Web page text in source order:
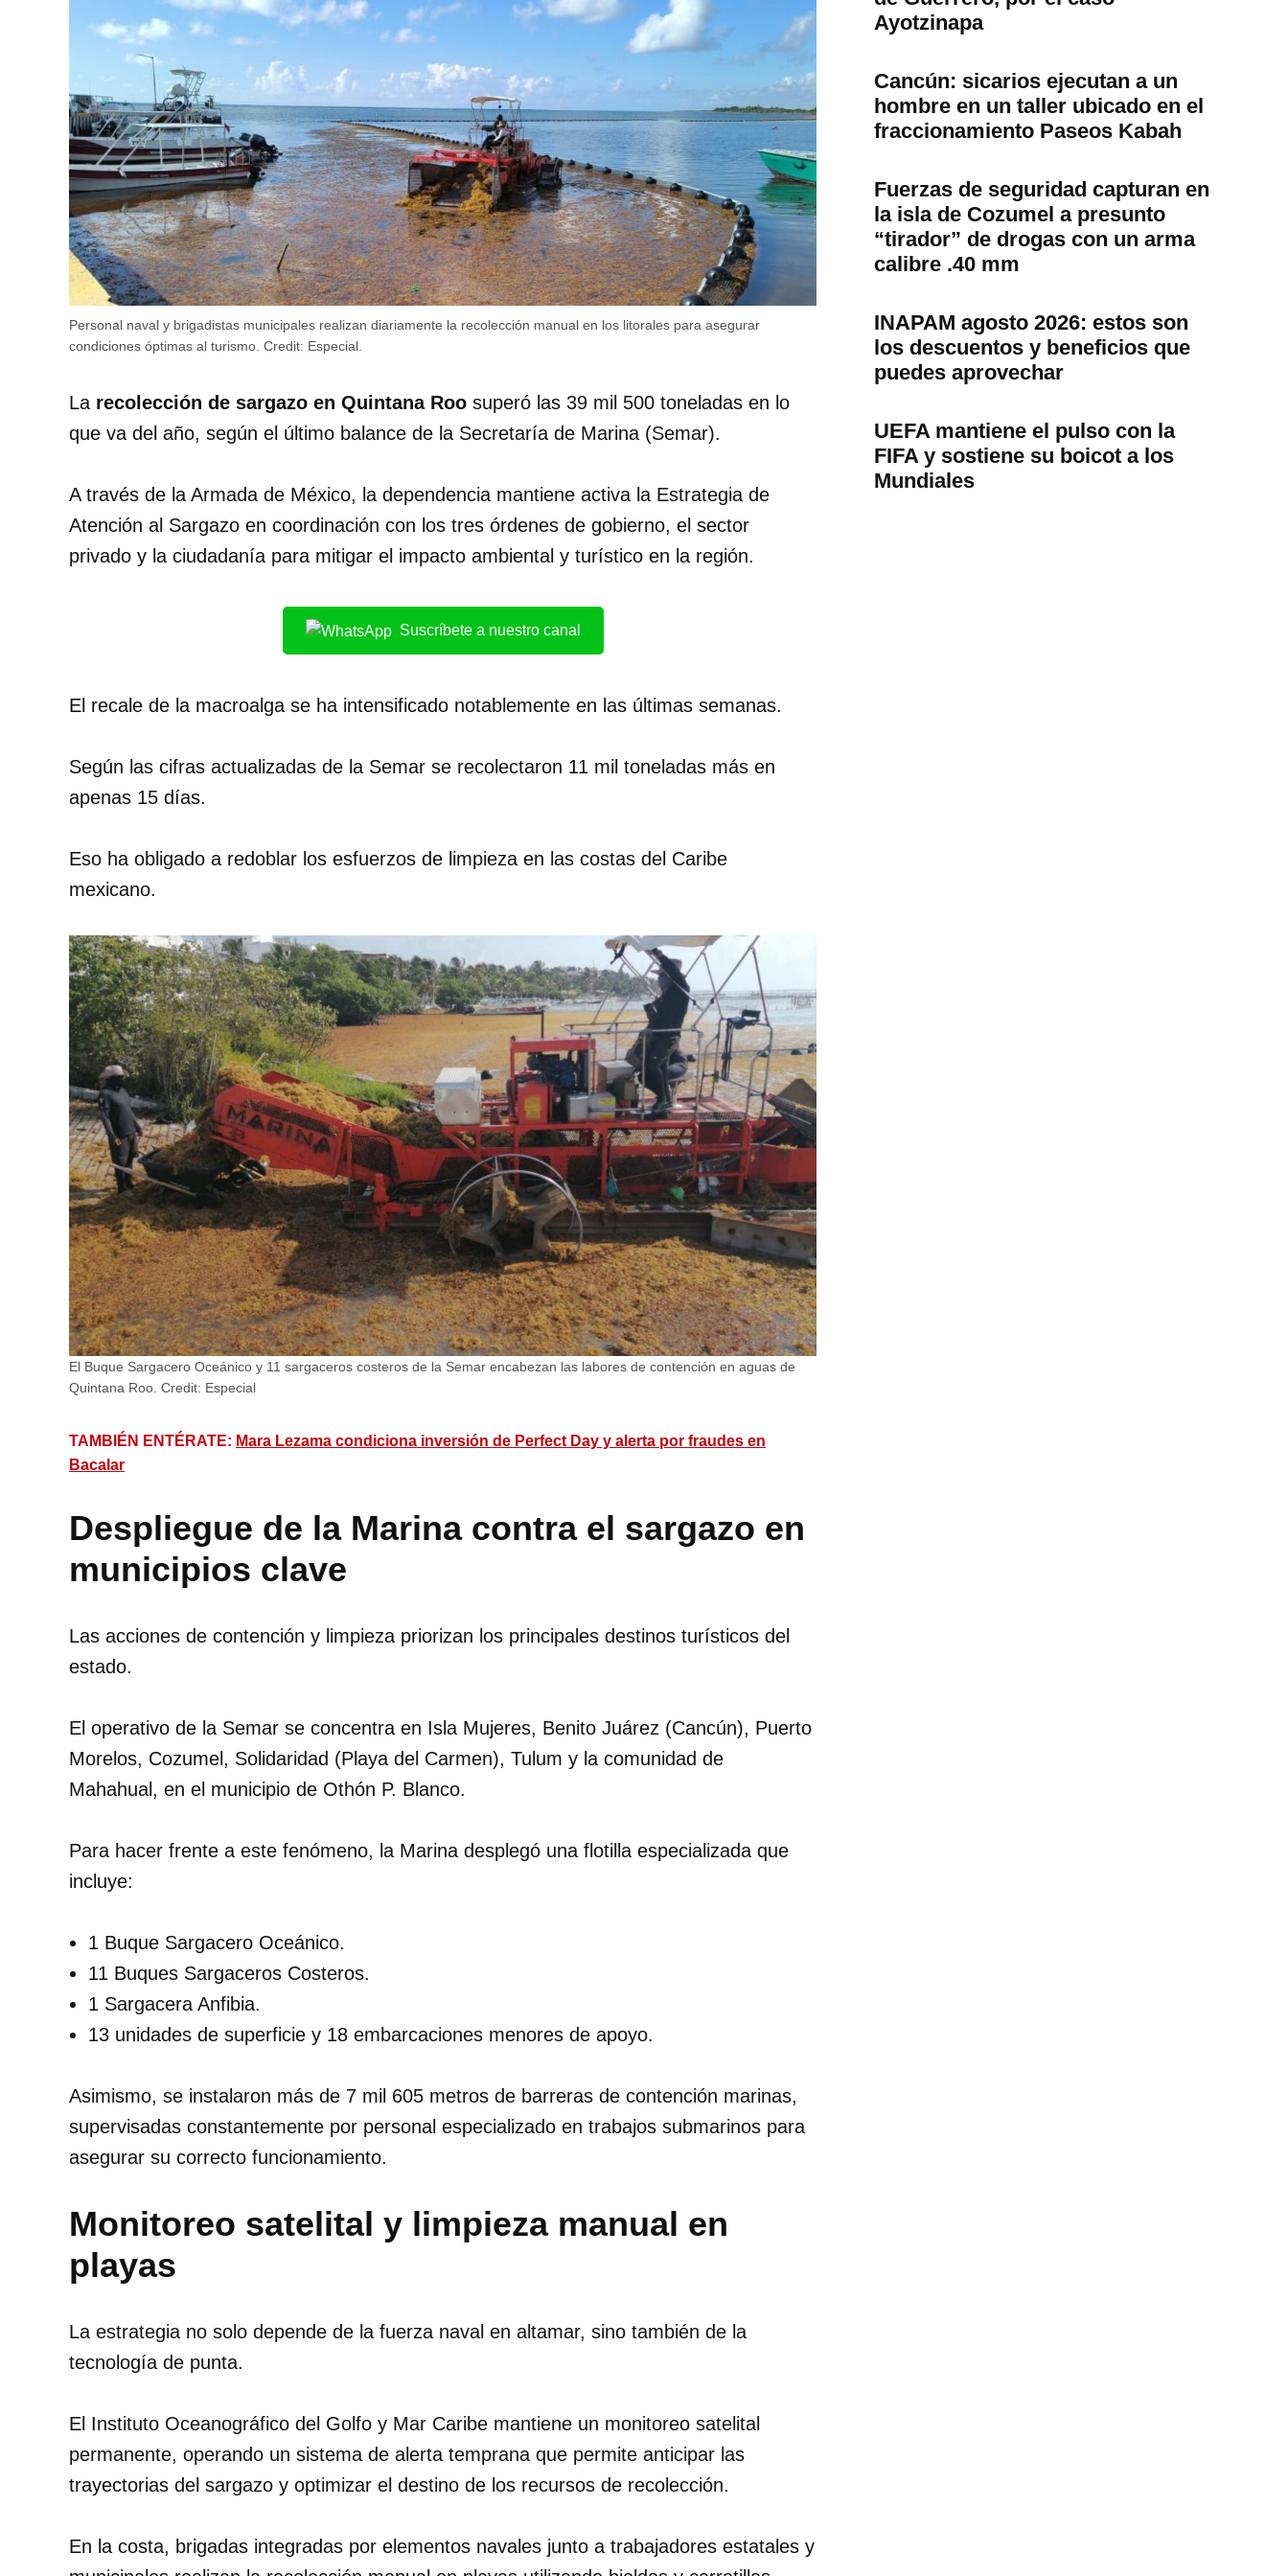
Personal naval y brigadistas municipales realizan diariamente la recolección manual en los litorales para asegurar
condiciones óptimas al turismo. Credit: Especial.
La recolección de sargazo en Quintana Roo superó las 39 mil 500 toneladas en lo
que va del año, según el último balance de la Secretaría de Marina (Semar).
A través de la Armada de México, la dependencia mantiene activa la Estrategia de
Atención al Sargazo en coordinación con los tres órdenes de gobierno, el sector
privado y la ciudadanía para mitigar el impacto ambiental y turístico en la región.
Suscríbete a nuestro canal
El recale de la macroalga se ha intensificado notablemente en las últimas semanas.
Según las cifras actualizadas de la Semar se recolectaron 11 mil toneladas más en
apenas 15 días.
Eso ha obligado a redoblar los esfuerzos de limpieza en las costas del Caribe
mexicano.
El Buque Sargacero Oceánico y 11 sargaceros costeros de la Semar encabezan las labores de contención en aguas de
Quintana Roo. Credit: Especial
TAMBIÉN ENTÉRATE: Mara Lezama condiciona inversión de Perfect Day y alerta por fraudes en
Bacalar
Despliegue de la Marina contra el sargazo en
municipios clave
Las acciones de contención y limpieza priorizan los principales destinos turísticos del
estado.
El operativo de la Semar se concentra en Isla Mujeres, Benito Juárez (Cancún), Puerto
Morelos, Cozumel, Solidaridad (Playa del Carmen), Tulum y la comunidad de
Mahahual, en el municipio de Othón P. Blanco.
Para hacer frente a este fenómeno, la Marina desplegó una flotilla especializada que
incluye:
1 Buque Sargacero Oceánico.
11 Buques Sargaceros Costeros.
1 Sargacera Anfibia.
13 unidades de superficie y 18 embarcaciones menores de apoyo.
Asimismo, se instalaron más de 7 mil 605 metros de barreras de contención marinas,
supervisadas constantemente por personal especializado en trabajos submarinos para
asegurar su correcto funcionamiento.
Monitoreo satelital y limpieza manual en
playas
La estrategia no solo depende de la fuerza naval en altamar, sino también de la
tecnología de punta.
El Instituto Oceanográfico del Golfo y Mar Caribe mantiene un monitoreo satelital
permanente, operando un sistema de alerta temprana que permite anticipar las
trayectorias del sargazo y optimizar el destino de los recursos de recolección.
En la costa, brigadas integradas por elementos navales junto a trabajadores estatales y
Ayotzinapa
Cancún: sicarios ejecutan a un
hombre en un taller ubicado en el
fraccionamiento Paseos Kabah
Fuerzas de seguridad capturan en
la isla de Cozumel a presunto
“tirador” de drogas con un arma
calibre .40 mm
INAPAM agosto 2026: estos son
los descuentos y beneficios que
puedes aprovechar
UEFA mantiene el pulso con la
FIFA y sostiene su boicot a los
Mundiales